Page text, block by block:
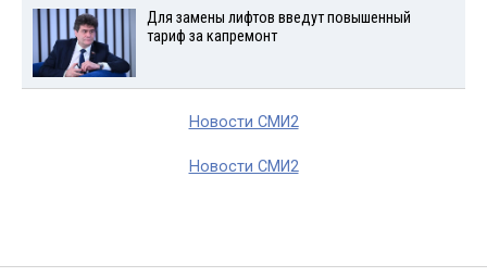
Для замены лифтов введут повышенный
тариф за капремонт
Новости СМИ2
Новости СМИ2